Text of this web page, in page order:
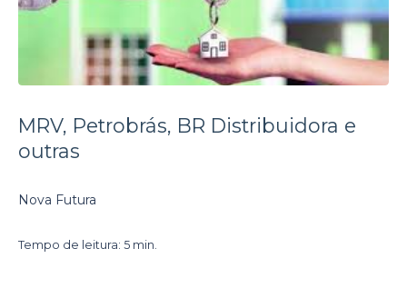
MRV, Petrobrás, BR Distribuidora e
outras
Nova Futura
Tempo de leitura: 5 min.